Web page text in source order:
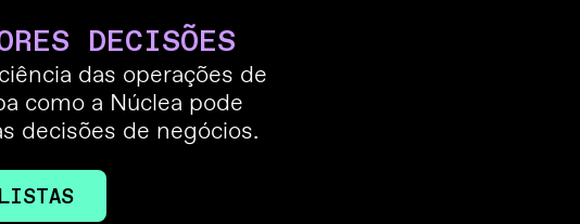
DECISÕES
das operações de
como a Núclea pode
decisões de negócios.